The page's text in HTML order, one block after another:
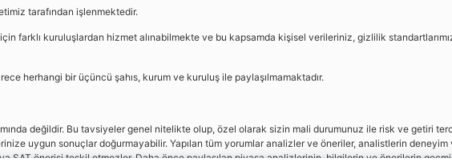
tarafından işlenmektedir.
farklı kuruluşlardan hizmet alınabilmekte ve bu kapsamda kişisel verileriniz, gizlilik
herhangi bir üçüncü şahıs, kurum ve kuruluş ile paylaşılmamaktadır.
değildir. Bu tavsiyeler genel nitelikte olup, özel olarak sizin mali durumunuz ile risk ve getiri
uygun sonuçlar doğurmayabilir. Yapılan tüm yorumlar analizler ve öneriler, analistlerin
SAT önerisi teşkil etmezler. Daha önce paylaşılan piyasa analizlerinin, bilgilerin ve önerilerin